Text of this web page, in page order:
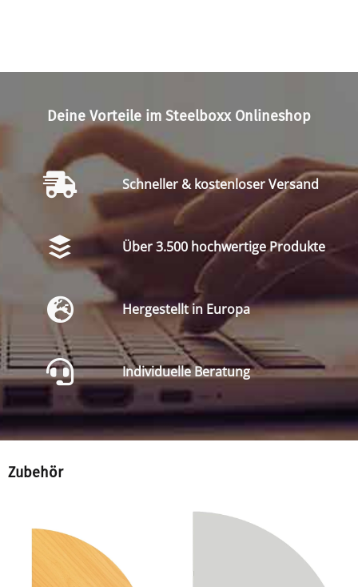
Deine Vorteile im Steelboxx Onlineshop
Schneller & kostenloser Versand
Über 3.500 hochwertige Produkte
Hergestellt in Europa
Individuelle Beratung
Zubehör